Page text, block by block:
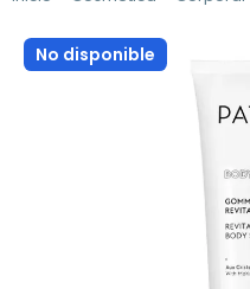
No disponible